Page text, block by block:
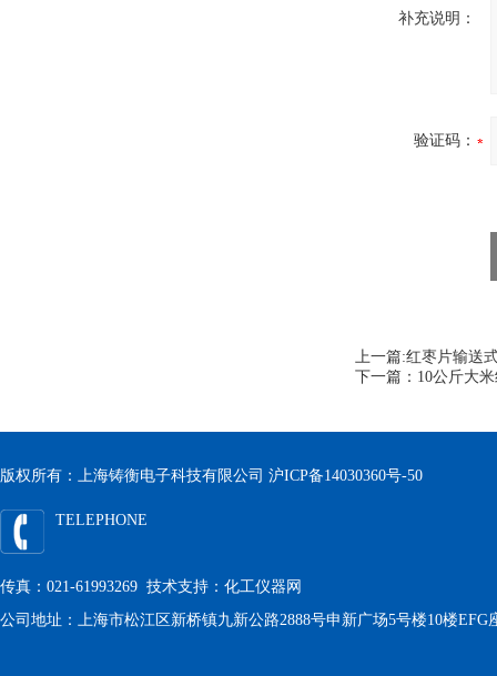
补充说明：
验证码：
上一篇:红枣片输送
下一篇： 10公斤大
版权所有：上海铸衡电子科技有限公司 沪ICP备14030360号-50
TELEPHONE
传真：021-61993269 技术支持： 化工仪器网
公司地址：上海市松江区新桥镇九新公路2888号申新广场5号楼10楼EFG